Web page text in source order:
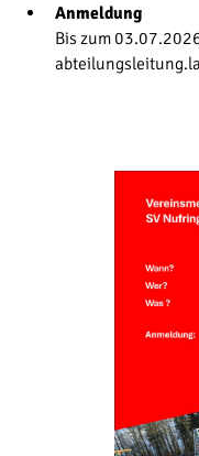
Anmeldung
Bis zum